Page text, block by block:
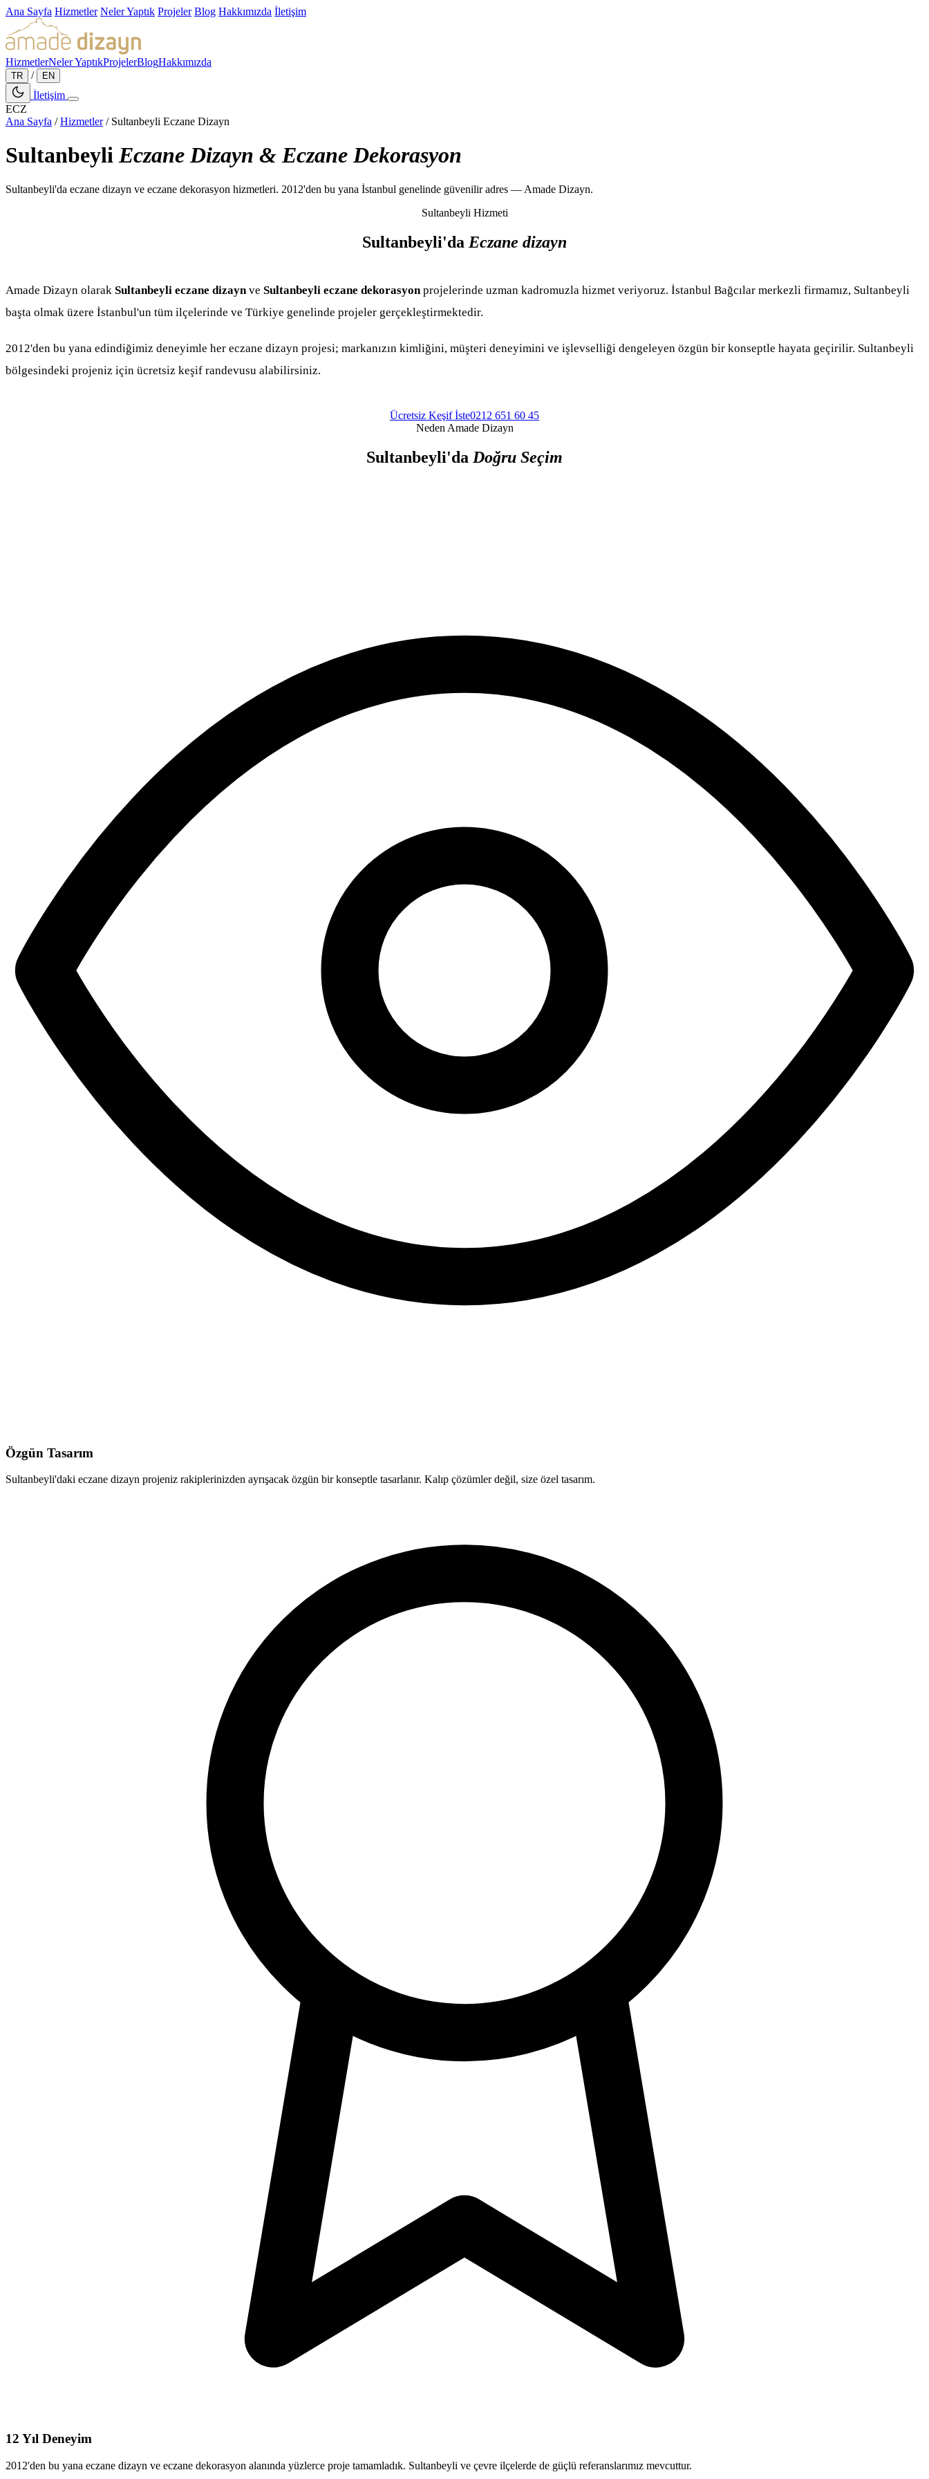
Ana Sayfa Hizmetler Neler Yaptık Projeler Blog Hakkımızda İletişim
HizmetlerNeler YaptıkProjelerBlogHakkımızda
TR / EN
İletişim
ECZ
Ana Sayfa / Hizmetler / Sultanbeyli Eczane Dizayn
SultanbeyliEczane Dizayn & Eczane Dekorasyon
Sultanbeyli'da eczane dizayn ve eczane dekorasyon hizmetleri. 2012'den bu yana İstanbul genelinde güvenilir adres — Amade Dizayn.
Sultanbeyli Hizmeti
Sultanbeyli'da Eczane dizayn
Amade Dizayn olarak Sultanbeyli eczane dizaynve Sultanbeyli eczane dekorasyonprojelerinde uzman kadromuzla hizmet veriyoruz. İstanbul Bağcılar merkezli firmamız, Sultanbeyli
başta olmak üzere İstanbul'un tüm ilçelerinde ve Türkiye genelinde projeler gerçekleştirmektedir.
2012'den bu yana edindiğimiz deneyimle her eczane dizayn projesi; markanızın kimliğini, müşteri deneyimini ve işlevselliği dengeleyen özgün bir konseptle hayata geçirilir. Sultanbeyli
bölgesindeki projeniz için ücretsiz keşif randevusu alabilirsiniz.
Ücretsiz Keşif İste0212 651 60 45
Neden Amade Dizayn
Sultanbeyli'da Doğru Seçim
Özgün Tasarım
Sultanbeyli'daki eczane dizayn projeniz rakiplerinizden ayrışacak özgün bir konseptle tasarlanır. Kalıp çözümler değil, size özel tasarım.
12 Yıl Deneyim
2012'den bu yana eczane dizayn ve eczane dekorasyon alanında yüzlerce proje tamamladık. Sultanbeyli ve çevre ilçelerde de güçlü referanslarımız mevcuttur.